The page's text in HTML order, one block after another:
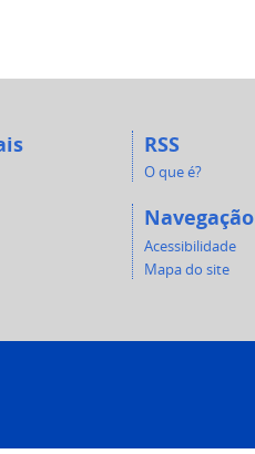
RSS
O que é?
Navegação
Acessibilidade
Mapa do site